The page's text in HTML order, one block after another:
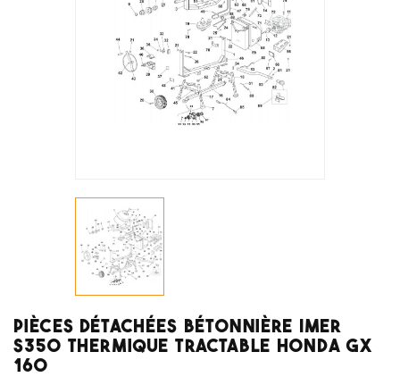
Pièces Détachées Bétonnière Imer
S350 Thermique Tractable HONDA GX
160